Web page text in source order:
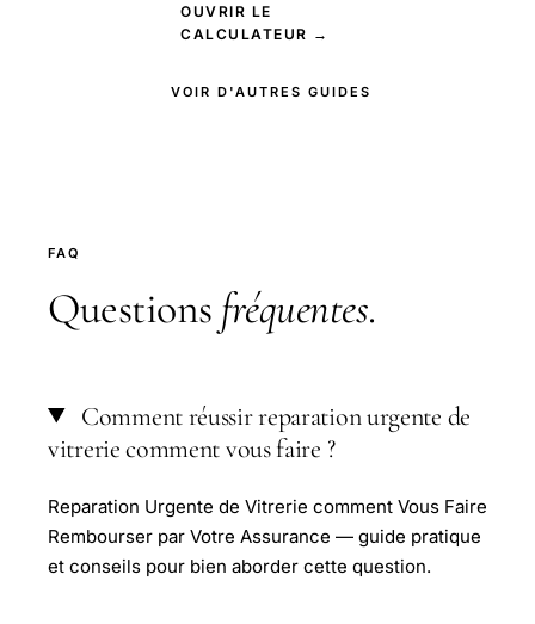
OUVRIR LE
CALCULATEUR →
VOIR D'AUTRES GUIDES
FAQ
Questions fréquentes.
Comment réussir reparation urgente de
vitrerie comment vous faire ?
Reparation Urgente de Vitrerie comment Vous Faire
Rembourser par Votre Assurance — guide pratique
et conseils pour bien aborder cette question.